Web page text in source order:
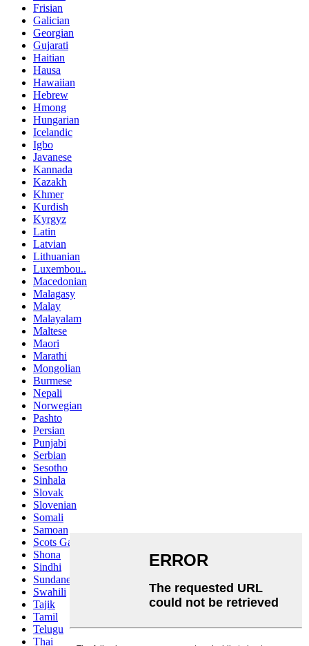
Frisian
Galician
Georgian
Gujarati
Haitian
Hausa
Hawaiian
Hebrew
Hmong
Hungarian
Icelandic
Igbo
Javanese
Kannada
Kazakh
Khmer
Kurdish
Kyrgyz
Latin
Latvian
Lithuanian
Luxembou..
Macedonian
Malagasy
Malay
Malayalam
Maltese
Maori
Marathi
Mongolian
Burmese
Nepali
Norwegian
Pashto
Persian
Punjabi
Serbian
Sesotho
Sinhala
Slovak
Slovenian
Somali
Samoan
Scots Gaelic
Shona
Sindhi
Sundanese
Swahili
Tajik
Tamil
Telugu
Thai